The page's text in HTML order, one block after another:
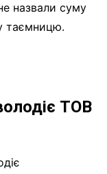
назвали суму
таємницю.
ТОВ